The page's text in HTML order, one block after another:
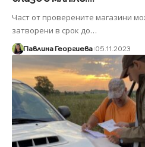
Част от проверените магазини
затворени в срок до…
Павлина Георгиева 05.11.2023